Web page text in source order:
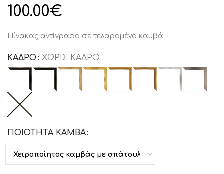
100.00€
Πίνακας αντίγραφο σε τελαρομένο καμβά
ΚΑΔΡΟ ΧΩΡΊΣ ΚΆΔΡΟ
ΠΟΙΟΤΗΤΑ ΚΑΜΒΑ